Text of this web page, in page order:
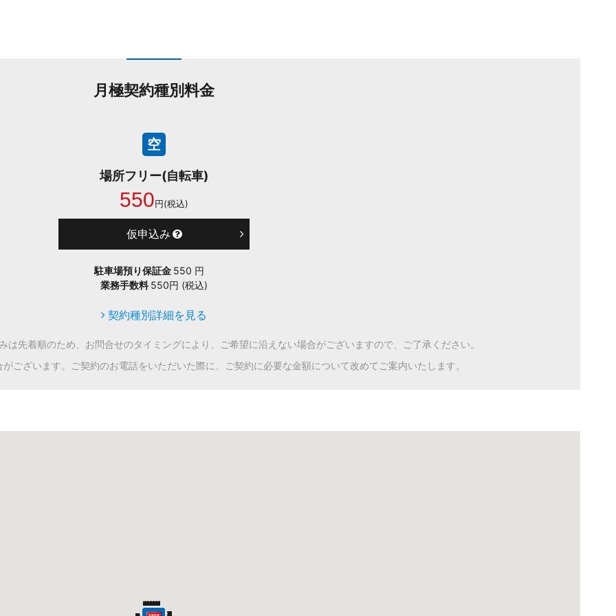
月極契約種別料金
空
場所フリー(自転車)
550円(税込)
仮申込み
駐車場預り保証金 550 円
業務手数料 550円 (税込)
契約種別詳細を見る
先着順のため、お問合せのタイミングにより、ご希望に沿えない場合がございますので、ご了承ください。
ございます。ご契約のお電話をいただいた際に、ご契約に必要な金額について改めてご案内いたします。